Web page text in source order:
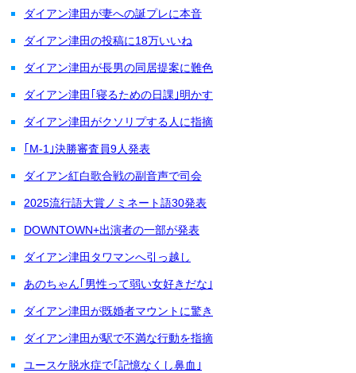
ダイアン津田が妻への誕プレに本音
ダイアン津田の投稿に18万いいね
ダイアン津田が長男の同居提案に難色
ダイアン津田｢寝るための日課｣明かす
ダイアン津田がクソリプする人に指摘
｢M-1｣決勝審査員9人発表
ダイアン紅白歌合戦の副音声で司会
2025流行語大賞ノミネート語30発表
DOWNTOWN+出演者の一部が発表
ダイアン津田タワマンへ引っ越し
あのちゃん｢男性って弱い女好きだな｣
ダイアン津田が既婚者マウントに驚き
ダイアン津田が駅で不満な行動を指摘
ユースケ脱水症で｢記憶なくし鼻血｣